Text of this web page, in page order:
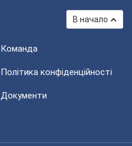
В начало
Команда
Політика конфіденційності
Документи